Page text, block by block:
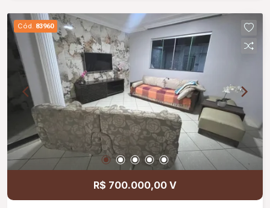
Cód. 83960
R$ 700.000,00 V